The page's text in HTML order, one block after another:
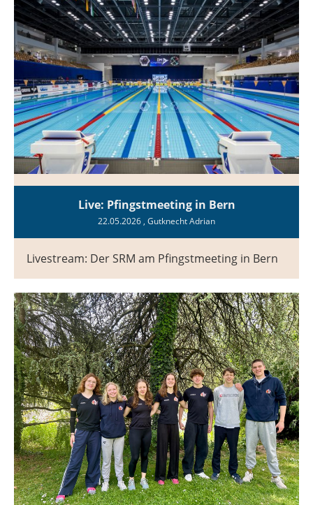
Live: Pfingstmeeting in Bern
22.05.2026 , Gutknecht Adrian
Livestream: Der SRM am Pfingstmeeting in Bern